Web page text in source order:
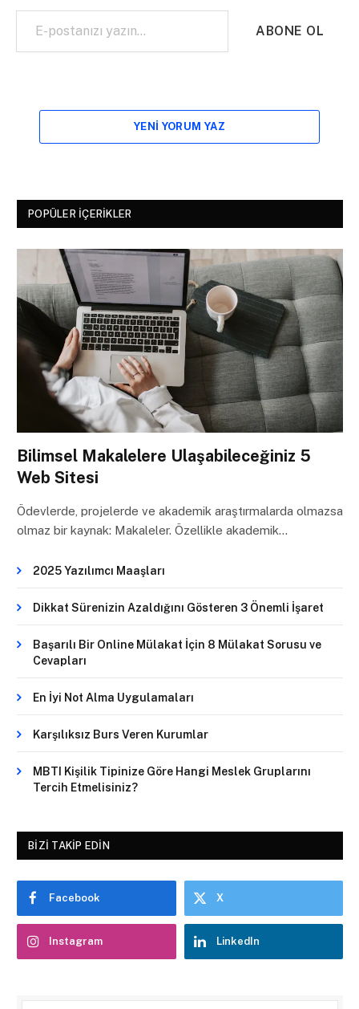
E-postanızı yazın…
ABONE OL
YENI YORUM YAZ
POPÜLER İÇERIKLER
Bilimsel Makalelere Ulaşabileceğiniz 5
Web Sitesi
Ödevlerde, projelerde ve akademik araştırmalarda olmazsa
olmaz bir kaynak: Makaleler. Özellikle akademik…
2025 Yazılımcı Maaşları
Dikkat Sürenizin Azaldığını Gösteren 3 Önemli İşaret
Başarılı Bir Online Mülakat İçin 8 Mülakat Sorusu ve
Cevapları
En İyi Not Alma Uygulamaları
Karşılıksız Burs Veren Kurumlar
MBTI Kişilik Tipinize Göre Hangi Meslek Gruplarını
Tercih Etmelisiniz?
BIZI TAKIP EDIN
Facebook X
Instagram LinkedIn